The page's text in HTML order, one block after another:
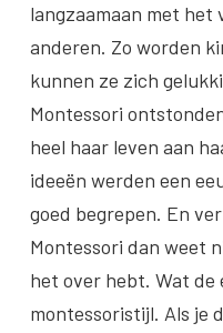
langzaamaan met het
anderen. Zo worden
kunnen ze zich
Montessori
heel haar leven aan
ideeën werden een
goed begrepen. En
Montessori dan weet
het over hebt. Wat de
montessoristijl. Als je